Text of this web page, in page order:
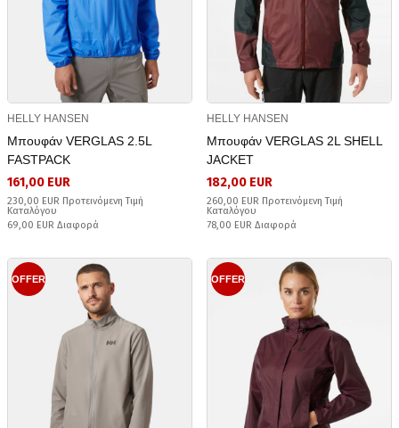
HELLY HANSEN
Μπουφάν VERGLAS 2.5L
FASTPACK
161,00 EUR
230,00 EUR Προτεινόμενη Τιμή
Καταλόγου
69,00 EUR Διαφορά
HELLY HANSEN
Μπουφάν VERGLAS 2L SHELL
JACKET
182,00 EUR
260,00 EUR Προτεινόμενη Τιμή
Καταλόγου
78,00 EUR Διαφορά
OFFER OFFER